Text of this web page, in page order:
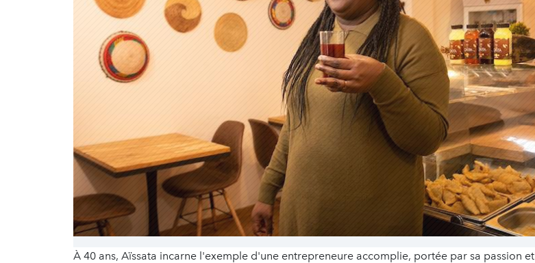
À 40 ans, Aïssata incarne l'exemple d'une entrepreneure accomplie, portée par sa passion et